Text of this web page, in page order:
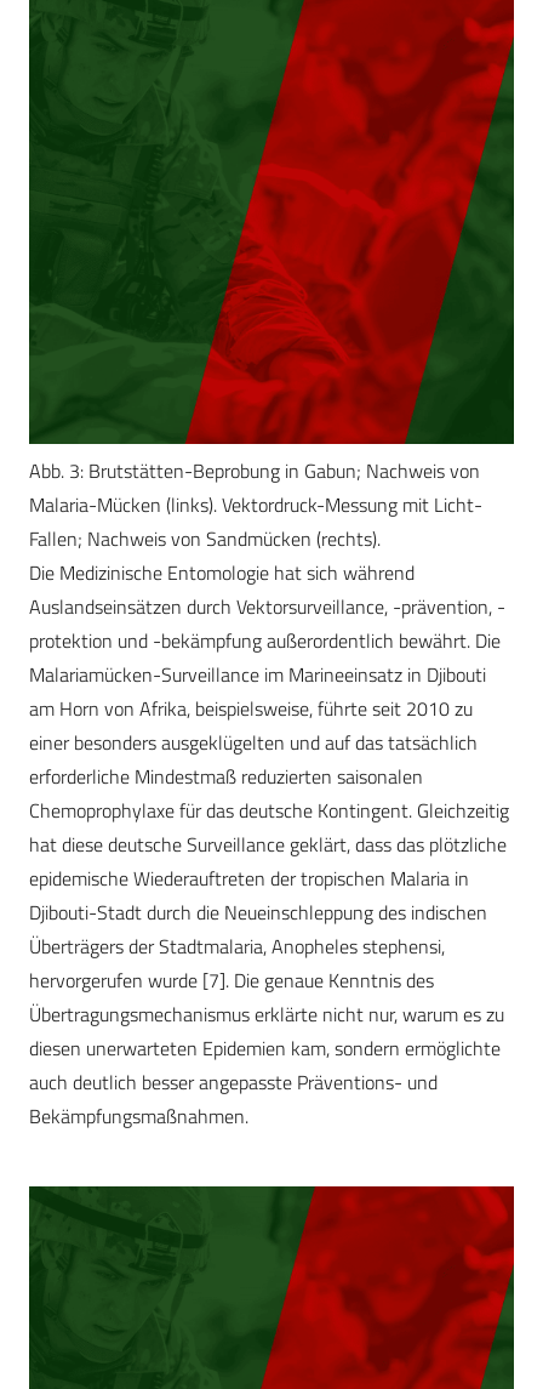
Abb. 3: Brutstätten-Beprobung in Gabun; Nachweis von
Malaria-Mücken (links). Vektordruck-Messung mit Licht-
Fallen; Nachweis von Sandmücken (rechts).
Die Medizinische Entomologie hat sich während
Auslandseinsätzen durch Vektorsurveillance, -prävention, -
protektion und -bekämpfung außerordentlich bewährt. Die
Malariamücken-Surveillance im Marineeinsatz in Djibouti
am Horn von Afrika, beispielsweise, führte seit 2010 zu
einer besonders ausgeklügelten und auf das tatsächlich
erforderliche Mindestmaß reduzierten saisonalen
Chemoprophylaxe für das deutsche Kontingent. Gleichzeitig
hat diese deutsche Surveillance geklärt, dass das plötzliche
epidemische Wiederauftreten der tropischen Malaria in
Djibouti-Stadt durch die Neueinschleppung des indischen
Überträgers der Stadtmalaria, Anopheles stephensi,
hervorgerufen wurde [7]. Die genaue Kenntnis des
Übertragungsmechanismus erklärte nicht nur, warum es zu
diesen unerwarteten Epidemien kam, sondern ermöglichte
auch deutlich besser angepasste Präventions- und
Bekämpfungsmaßnahmen.